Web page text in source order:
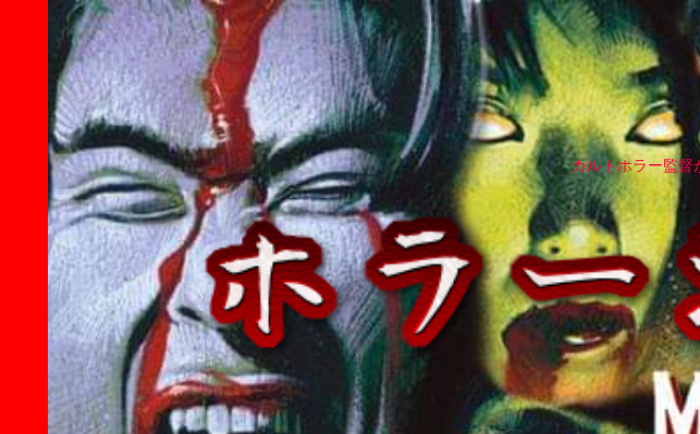
カルトホラー監督